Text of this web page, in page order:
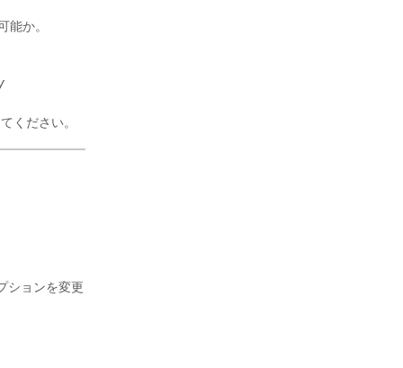
能か。
ください。
ションを変更